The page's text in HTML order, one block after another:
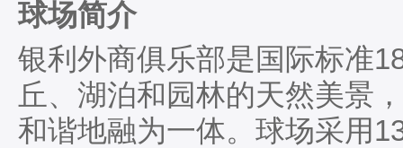
球场简介
银利外商俱乐部是国际标准
丘、湖泊和园林的天然美景
和谐地融为一体。球场采用